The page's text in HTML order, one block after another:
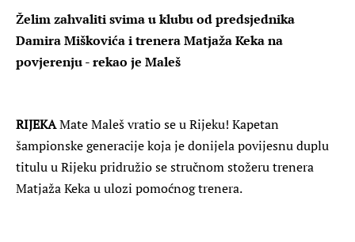
Želim zahvaliti svima u klubu od predsjednika
Damira Miškovića i trenera Matjaža Keka na
povjerenju - rekao je Maleš
RIJEKAMate Maleš vratio se u Rijeku! Kapetan
šampionske generacije koja je donijela povijesnu duplu
titulu u Rijeku pridružio se stručnom stožeru trenera
Matjaža Keka u ulozi pomoćnog trenera.